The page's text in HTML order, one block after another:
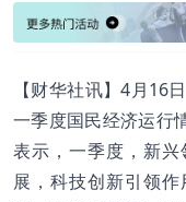
【财华社讯】4月16
一季度国民经济运行
表示，一季度，新
展，科技创新引领